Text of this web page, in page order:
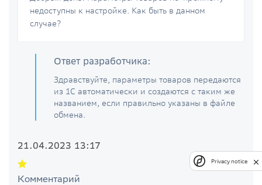
недоступны к настройке. Как быть в данном
случае?
Ответ разработчика:
Здравствуйте, параметры товаров передаются
из 1С автоматически и создаются с таким же
названием, если правильно указаны в файле
обмена.
21.04.2023 13:17
Комментарий
Privacy notice